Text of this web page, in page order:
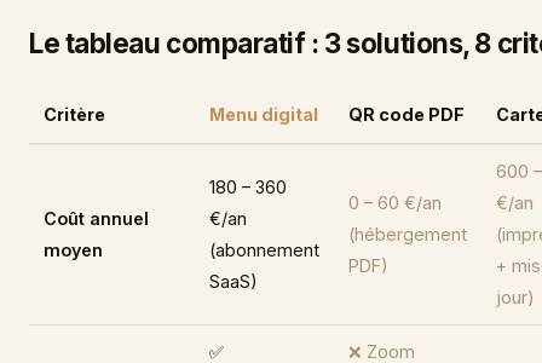
Le tableau comparatif : 3 solutions, 8
Critère Menu digital QR code PDF
Coût annuel
moyen
180 – 360
€/an
(abonnement
SaaS)
0 – 60 €/an
(hébergement
PDF)
600
€/an
+
jour)
✅
❌ Zoom